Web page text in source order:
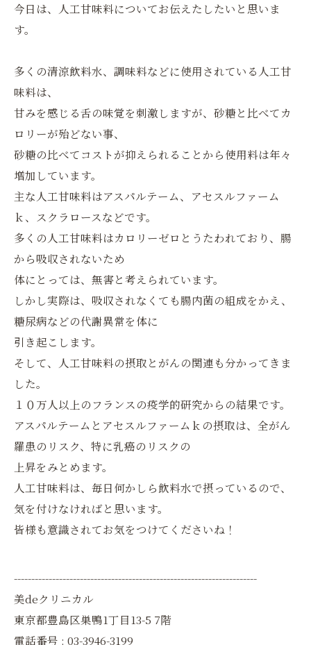
今日は、人工甘味料についてお伝えたしたいと思いま
す。
多くの清涼飲料水、調味料などに使用されている人工甘
味料は、
甘みを感じる舌の味覚を刺激しますが、砂糖と比べてカ
ロリーが殆どない事、
砂糖の比べてコストが抑えられることから使用料は年々
増加しています。
主な人工甘味料はアスパルテーム、アセスルファーム
ｋ、スクラロースなどです。
多くの人工甘味料はカロリーゼロとうたわれており、腸
から吸収されないため
体にとっては、無害と考えられています。
しかし実際は、吸収されなくても腸内菌の組成をかえ、
糖尿病などの代謝異常を体に
引き起こします。
そして、人工甘味料の摂取とがんの関連も分かってきま
した。
１０万人以上のフランスの疫学的研究からの結果です。
アスパルテームとアセスルファームｋの摂取は、全がん
羅患のリスク、特に乳癌のリスクの
上昇をみとめます。
人工甘味料は、毎日何かしら飲料水で摂っているので、
気を付けなければと思います。
皆様も意識されてお気をつけてくださいね！
----------------------------------------------------------------------
美deクリニカル
東京都豊島区巣鴨1丁目13-5 7階
電話番号 : 03-3946-3199